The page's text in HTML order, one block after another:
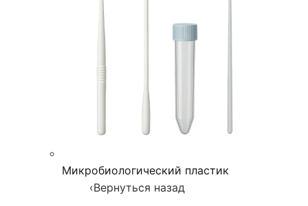
Микробиологический пластик
‹Вернуться назад